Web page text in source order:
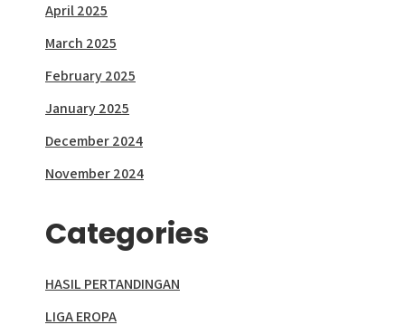
April 2025
March 2025
February 2025
January 2025
December 2024
November 2024
Categories
HASIL PERTANDINGAN
LIGA EROPA